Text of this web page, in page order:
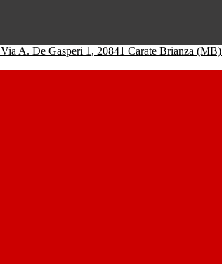
Via A. De Gasperi 1, 20841 Carate Brianza (MB)